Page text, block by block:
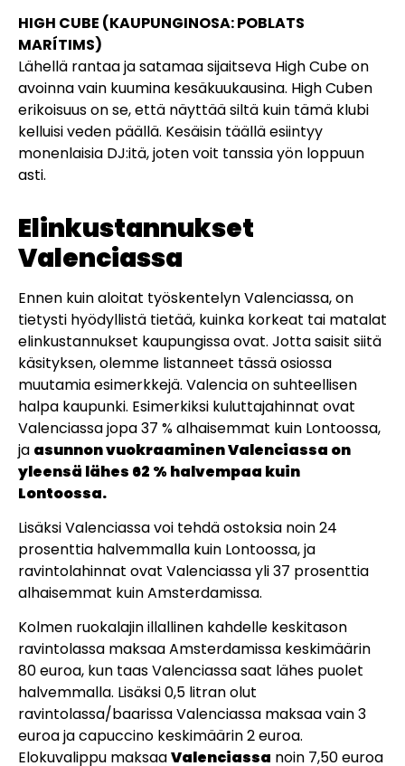
HIGH CUBE (KAUPUNGINOSA: POBLATS
MARÍTIMS)
Lähellä rantaa ja satamaa sijaitseva High Cube on
avoinna vain kuumina kesäkuukausina. High Cuben
erikoisuus on se, että näyttää siltä kuin tämä klubi
kelluisi veden päällä. Kesäisin täällä esiintyy
monenlaisia DJ:itä, joten voit tanssia yön loppuun
asti.
Elinkustannukset
Valenciassa
Ennen kuin aloitat työskentelyn Valenciassa, on
tietysti hyödyllistä tietää, kuinka korkeat tai matalat
elinkustannukset kaupungissa ovat. Jotta saisit siitä
käsityksen, olemme listanneet tässä osiossa
muutamia esimerkkejä. Valencia on suhteellisen
halpa kaupunki. Esimerkiksi kuluttajahinnat ovat
Valenciassa jopa 37 % alhaisemmat kuin Lontoossa,
ja asunnon vuokraaminen Valenciassa on
yleensä lähes 62 % halvempaa kuin
Lontoossa.
Lisäksi Valenciassa voi tehdä ostoksia noin 24
prosenttia halvemmalla kuin Lontoossa, ja
ravintolahinnat ovat Valenciassa yli 37 prosenttia
alhaisemmat kuin Amsterdamissa.
Kolmen ruokalajin illallinen kahdelle keskitason
ravintolassa maksaa Amsterdamissa keskimäärin
80 euroa, kun taas Valenciassa saat lähes puolet
halvemmalla. Lisäksi 0,5 litran olut
ravintolassa/baarissa Valenciassa maksaa vain 3
euroa ja capuccino keskimäärin 2 euroa.
Elokuvalippu maksaaValenciassa noin 7,50 euroa